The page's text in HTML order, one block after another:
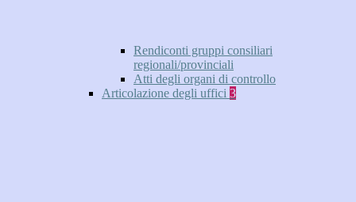
Rendiconti gruppi consiliari
regionali/provinciali
Atti degli organi di controllo
Articolazione degli uffici 3